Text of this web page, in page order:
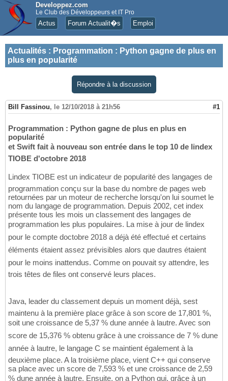
Developpez.com
Le Club des Développeurs et IT Pro
Actus Forum Actualit�s Emploi
Actualités : Programmation : Python gagne de plus en
plus en popularité
Répondre à la discussion
Bill Fassinou, le 12/10/2018 à 21h56 #1
Programmation : Python gagne de plus en plus en
popularité
et Swift fait à nouveau son entrée dans le top 10 de lindex
TIOBE d'octobre 2018
Lindex TIOBE est un indicateur de popularité des langages de
programmation conçu sur la base du nombre de pages web
retournées par un moteur de recherche lorsqu'on lui soumet le
nom du langage de programmation. Depuis 2002, cet index
présente tous les mois un classement des langages de
programmation les plus populaires. La mise à jour de lindex
pour le compte doctobre 2018 a déjà été effectué et certains
éléments étaient assez prévisibles alors que dautres étaient
pour le moins inattendus. Comme on pouvait sy attendre, les
trois têtes de files ont conservé leurs places.
Java, leader du classement depuis un moment déjà, sest
maintenu à la première place grâce à son score de 17,801 %,
soit une croissance de 5,37 % dune année à lautre. Avec son
score de 15,376 % obtenu grâce à une croissance de 7 % dune
année à lautre, le langage C se maintient également à la
deuxième place. A la troisième place, vient C++ qui conserve
sa place avec un score de 7,593 % et une croissance de 2,59
% dune année à lautre. Ensuite, on a Python qui, grâce à un